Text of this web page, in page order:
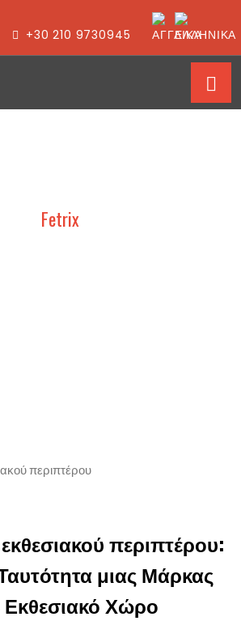
+30 210 9730945
Fetrix
περιπτέρου:
μιας Μάρκας
Εκθεσιακό Χώρο